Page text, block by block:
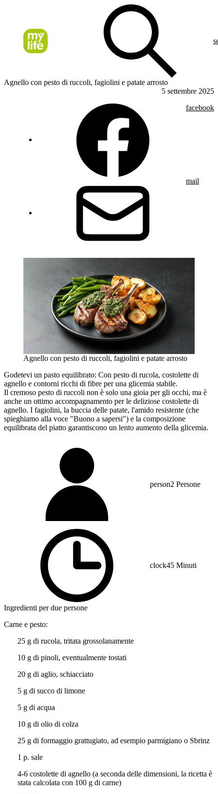
Agnello con pesto di ruccoli, fagiolini e patate arrosto
5 settembre 2025
facebook
mail
Agnello con pesto di ruccoli, fagiolini e patate arrosto
Godetevi un pasto equilibrato: Con pesto di rucola, costolette di
agnello e contorni ricchi di fibre per una glicemia stabile.
Il cremoso pesto di ruccoli non è solo una gioia per gli occhi, ma è
anche un ottimo accompagnamento per le deliziose costolette di
agnello. I fagiolini, la buccia delle patate, l'amido resistente (che
spieghiamo alla voce "Buono a sapersi") e la composizione
equilibrata del piatto garantiscono un lento aumento della glicemia.
person2 Persone
clock45 Minuti
Ingredienti per due persone
Carne e pesto:
25 g di rucola, tritata grossolanamente
10 g di pinoli, eventualmente tostati
20 g di aglio, schiacciato
5 g di succo di limone
5 g di acqua
10 g di olio di colza
25 g di formaggio grattugiato, ad esempio parmigiano o Sbrinz
1 p. sale
4-6 costolette di agnello (a seconda delle dimensioni, la ricetta è
stata calcolata con 100 g di carne)